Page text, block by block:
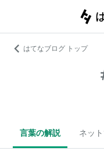
はてなブログ トップ
言葉の解説 ネッ